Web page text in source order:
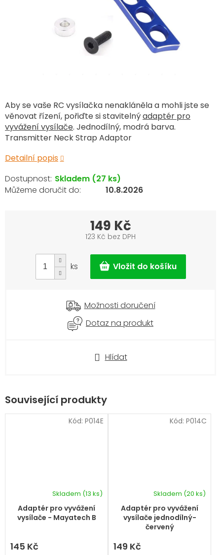
Aby se vaše RC vysílačka nenakláněla a mohli jste se
věnovat řízení, pořiďte si stavitelnýadaptér pro
vyvážení vysílače. Jednodílný, modrá barva.
Transmitter Neck Strap Adaptor
Detailní popis
Hlídat
Skladem (27 ks)
10.8.2026
149 Kč
123 Kč bez DPH
cena:
ks
Možnosti doručení
Dotaz na produkt
Související produkty
Adaptér pro vyvážení
vysílače - Mayatech B
Skladem (13 ks)
145 Kč
Kód: P014E
Adaptér pro vyvážení
vysílače jednodílný-
červený
Skladem (20 ks)
149 Kč
Kód: P014C